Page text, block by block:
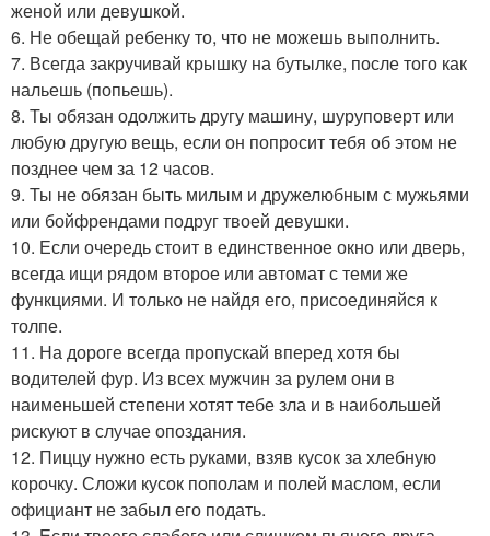
женой или девушкой.
6. Не обещай ребенку то, что не можешь выполнить.
7. Всегда закручивай крышку на бутылке, после того как
нальешь (попьешь).
8. Ты обязан одолжить другу машину, шуруповерт или
любую другую вещь, если он попросит тебя об этом не
позднее чем за 12 часов.
9. Ты не обязан быть милым и дружелюбным с мужьями
или бойфрендами подруг твоей девушки.
10. Если очередь стоит в единственное окно или дверь,
всегда ищи рядом второе или автомат с теми же
функциями. И только не найдя его, присоединяйся к
толпе.
11. На дороге всегда пропускай вперед хотя бы
водителей фур. Из всех мужчин за рулем они в
наименьшей степени хотят тебе зла и в наибольшей
рискуют в случае опоздания.
12. Пиццу нужно есть руками, взяв кусок за хлебную
корочку. Сложи кусок пополам и полей маслом, если
официант не забыл его подать.